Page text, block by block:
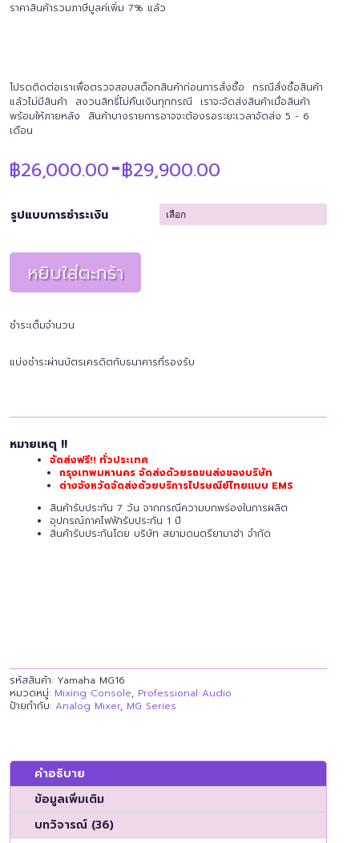
ราคาสินค้ารวมภาษีมูลค่เพิ่ม 7% แล้ว
โปรดติดต่อเราเพื่อตรวจสอบสต็อกสินค้าก่อนการสั่งซื้อ กรณีสั่งซื้อสินค้า
แล้วไม่มีสินค้า สงวนสิทธิ์ไม่คืนเงินทุกกรณี เราจะจัดส่งสินค้าเมื่อสินค้า
พร้อมให้ภายหลัง สินค้าบางรายการอาจจะต้องรอระยะเวลาจัดส่ง 5 - 6
เดือน
฿26,000.00–฿29,900.00
฿26,000.00
฿29,900.00
รูปแบบการชำระเงิน
หยิบใส่ตะกร้า
ชำระเต็มจำนวน
แบ่งชำระผ่านบัตรเครดิตกับธนาคารที่รองรับ
หมายเหตุ !!
จัดส่งฟรี!! ทั่วประเทศ
กรุงเทพมหานคร จัดส่งด้วยรถขนส่งของบริษัท
ต่างจังหวัดจัดส่งด้วยบริการไปรษณีย์ไทยแบบ EMS
สินค้ารับประกัน 7 วัน จากกรณีความบกพร่องในการผลิต
อุปกรณ์ภาคไฟฟ้ารับประกัน 1 ปี
สินค้ารับประกันโดย บริษัท สยามดนตรียามาฮ่า จำกัด
รหัสสินค้า: Yamaha MG16
หมวดหมู่: Mixing Console, Professional Audio
ป้ายกำกับ: Analog Mixer, MG Series
คำอธิบาย
ข้อมูลเพิ่มเติม
บทวิจารณ์ (36)